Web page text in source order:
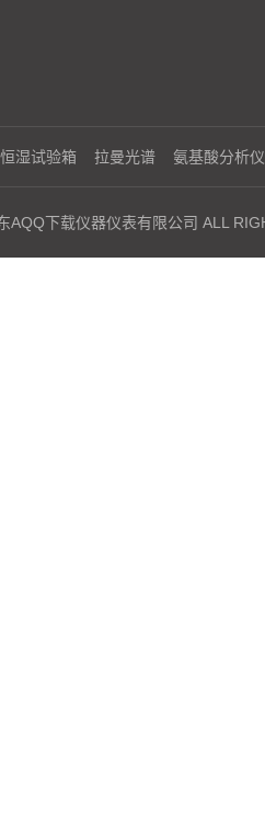
湿试验箱 拉曼光谱 氨基酸分析仪
AQQ下载仪器仪表有限公司 ALL